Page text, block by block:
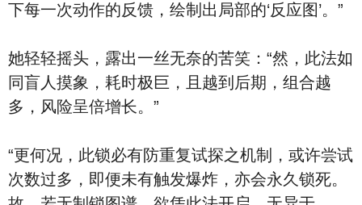
下每一次动作的反馈，绘制出局部的‘反应图’。”
她轻轻摇头，露出一丝无奈的苦笑：“然，此法如
同盲人摸象，耗时极巨，且越到后期，组合越
多，风险呈倍增长。”
“更何况，此锁必有防重复试探之机制，或许尝试
次数过多，即便未有触发爆炸，亦会永久锁死。